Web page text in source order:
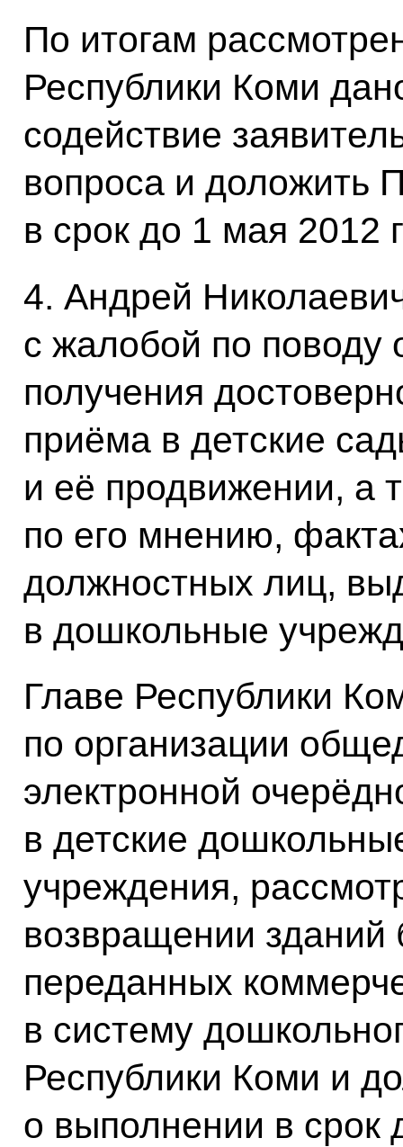
По итогам
Республики Коми
содействие
вопроса и доложить
в срок до 1 мая 2012
4. Андрей
с жалобой по поводу
получения
приёма в детские
и её продвижении, а
по его мнению,
должностных лиц,
в дошкольные
Главе Республики
по организации
электронной
в детские
учреждения,
возвращении зданий
переданных
в систему
Республики Коми и
о выполнении в срок